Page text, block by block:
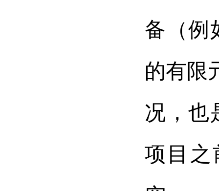
备（例
的有限
况，也
项目之